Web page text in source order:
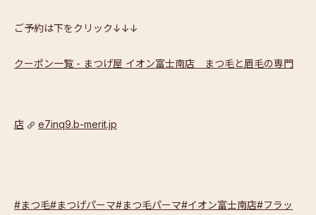
ご予約は下をクリック↓↓↓
クーポン一覧 - まつげ屋 イオン富士南店 まつ毛と眉毛の専門
店 e7inq9.b-merit.jp
#まつ毛#まつげパーマ#まつ毛パーマ#イオン富士南店#フラッ